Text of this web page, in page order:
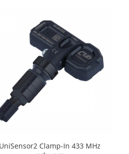
UniSensor2 Clamp-In 433 MHz